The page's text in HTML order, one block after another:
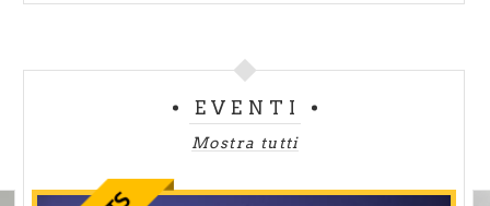
EVENTI
Mostra tutti